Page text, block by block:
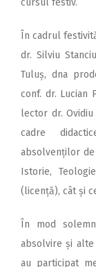
cursul festiv.
În cadrul
dr. Silviu
Tuluș, dna
conf. dr. Lucian
lector dr.
cadre
absolvenților de
Istorie,
(licență), cât și
În mod
absolvire și alte
au participat